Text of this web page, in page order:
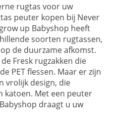
rugtas voor uw
peuter kopen bij Never
up Babyshop heeft
soorten rugtassen,
de duurzame afkomst.
Fresk rugzakken die
PET flessen. Maar er zijn
vrolijk design, die
katoen. Met een peuter
draagt u uw